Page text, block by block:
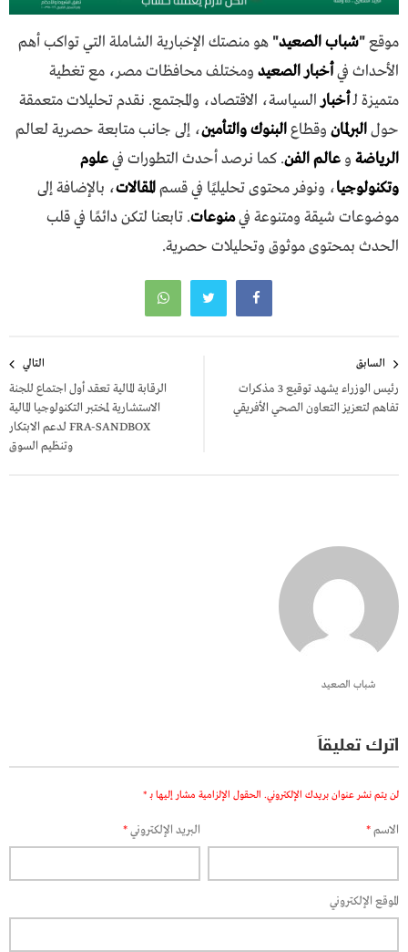
موقع"شباب الصعيد" هو منصتك الإخبارية الشاملة التي تواكب أهم
الأحداث فيأخبار الصعيد ومختلف محافظات مصر، مع تغطية
متميزة لـأخبارالسياسة، الاقتصاد، والمجتمع. نقدم تحليلات متعمقة
حولالبرلمان وقطاعالبنوك والتأمين، إلى جانب متابعة حصرية لعالم
الرياضة و عالم الفن. كما نرصد أحدث التطورات فيعلوم
وتكنولوجيا، ونوفر محتوى تحليليًا في قسمالمقالات، بالإضافة إلى
موضوعات شيقة ومتنوعة فيمنوعات. تابعنا لتكن دائمًا في قلب
الحدث بمحتوى موثوق وتحليلات حصرية.
المقالات
السابق
رئيس الوزراء يشهد توقيع 3 مذكرات
تفاهم لتعزيز التعاون الصحي الأفريقي
التالي
الرقابة المالية تعقد أول اجتماع للجنة
الاستشارية لمختبر التكنولوجيا المالية
FRA-SANDBOX لدعم الابتكار
وتنظيم السوق
شباب الصعيد
اترك تعليقاً
لن يتم نشر عنوان بريدك الإلكتروني. الحقول الإلزامية مشار إليها بـ *
الاسم* البريد الإلكتروني*
الموقع الإلكتروني